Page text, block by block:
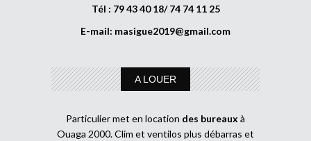
Tél : 79 43 40 18/ 74 74 11 25
E-mail: masigue2019@gmail.com
A LOUER
Particulier met en location des bureaux à
Ouaga 2000. Clim et ventilos plus débarras et